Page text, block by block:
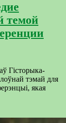
темой
Гісторыка-
тэмай для
якая